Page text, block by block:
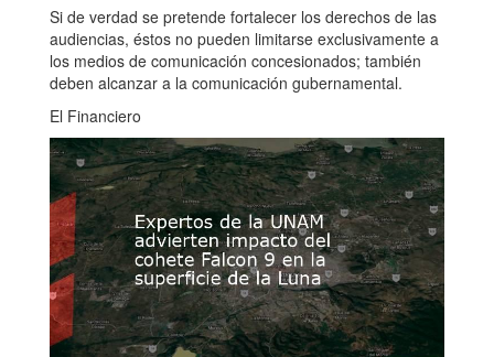
Si de verdad se pretende fortalecer los derechos de las
audiencias, éstos no pueden limitarse exclusivamente a
los medios de comunicación concesionados; también
deben alcanzar a la comunicación gubernamental.
El Financiero